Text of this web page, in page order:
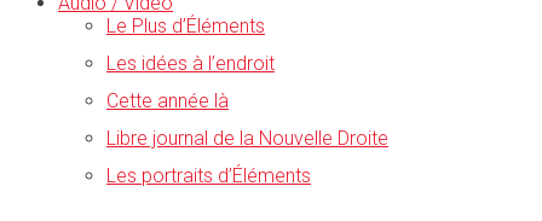
Le Plus d’Éléments
Les idées à l’endroit
Cette année là
Libre journal de la Nouvelle Droite
Les portraits d’Éléments